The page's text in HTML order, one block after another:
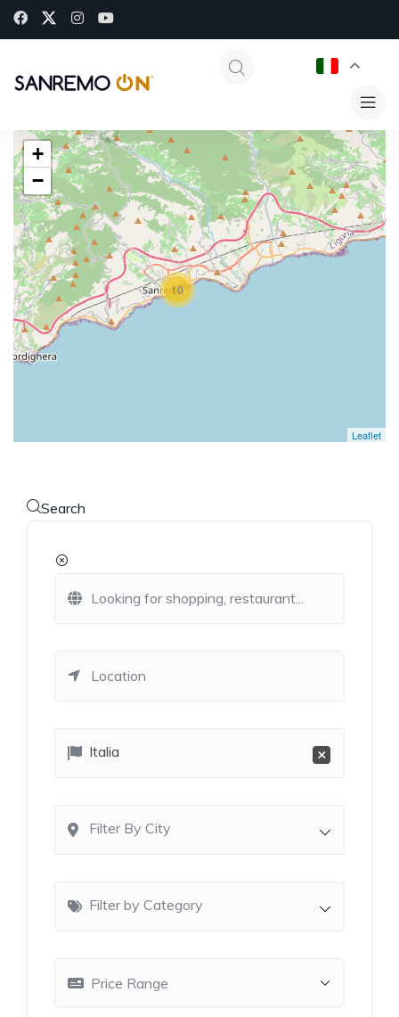
10
+
−
Leaflet
Search
×
Italia
Filter By City
Filter by Category